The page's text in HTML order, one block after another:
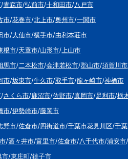
/青森市/弘前市/十和田市/八戸市
市/花巻市/北上市/奥州市/一関市
市/大仙市/横手市/由利本荘市
根市/天童市/山形市/ 上山市
馬市/二本松市/会津若松市/郡山市/須賀川市
市/坂東市/牛久市/取手市/龍ヶ崎市/神栖市
/さくら市/鹿沼市/佐野市/真岡市/足利市/栃
市/伊勢崎市/藤岡市
野市/佐倉市/四街道市/千葉市花見川区/千
/酒々井市/富里市/佐倉市/八千代市/浦安市/
市/東庄町/銚子市